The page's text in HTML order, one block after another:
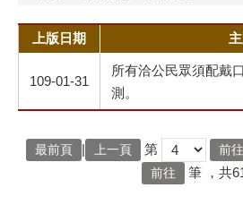
上版日期
109-01-31
所有洽公民眾須配戴
測。
最前頁 | 上一頁 第
筆 ，共